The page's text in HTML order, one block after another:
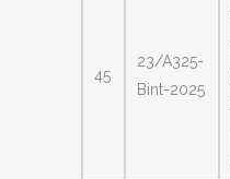
45
23/A325-
Bint-2025